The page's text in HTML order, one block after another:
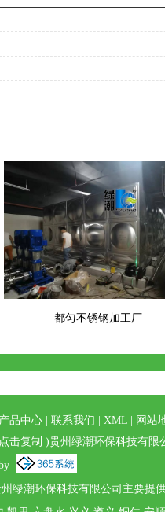
都匀不锈钢加工厂
产品中心 联系我们 XML
网站
点击复制 )贵州绿潮环保科技有限
潮环保科技有限公司主要提